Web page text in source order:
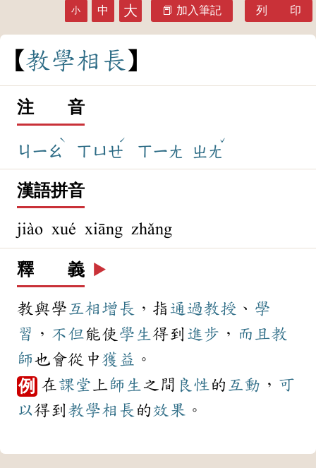
小 中 大 加入筆記 列 印
教學相 長
注 音
ㄐㄧㄠ
ˋ
ㄒㄩㄝ
ˊ
ㄒㄧㄤ ㄓㄤ
ˇ
漢語拼音
jiào xué xiāng zhǎng
釋 義 ▶️
教與學 互相增長 ，指 通過教授 、 學
習 ， 不但能使 學生 得到 進步 ， 而且教
師也會從中 獲益 。
例 在課堂 上師生 之間 良性的 互動 ， 可
以得到 教學相長 的 效果 。